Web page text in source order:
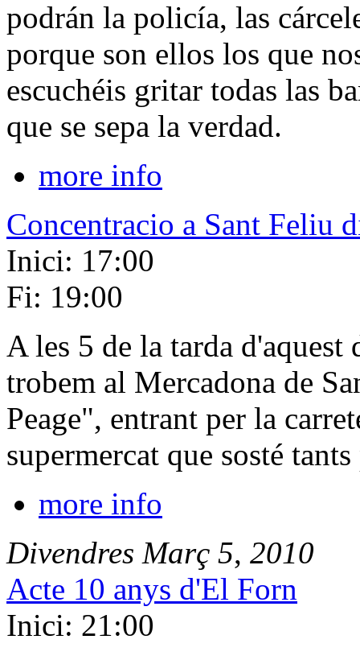
podrán la policía, las
porque son ellos los que
escuchéis gritar todas las
que se sepa la verdad.
more info
Concentracio a Sant Feliu
Inici: 17:00
Fi: 19:00
A les 5 de la tarda d'aquest
trobem al Mercadona de
Peage", entrant per la
supermercat que sosté
more info
Divendres Març 5, 2010
Acte 10 anys d'El Forn
Inici: 21:00